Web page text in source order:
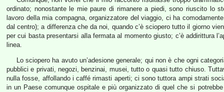
ordinato; nonostante le mie paure di rimanere a piedi, sono riuscito lo
lavoro della mia compagna, organizzatore del viaggio, ci ha
dal centro); a differenza che da noi, quando c’è sciopero tutto il giorno
per cui basta presentarsi alla fermata al momento giusto; c’è addirittura
linea.
Lo sciopero ha avuto un’adesione generale; qui non è che ogni
pubblici e privati, negozi, benzinai, musei, tutto o quasi tutto chiuso.
nulla fosse, affollando i caffé rimasti aperti; ci sono tuttora ampi strati
in un Paese comunque ospitale e più organizzato di quel che si